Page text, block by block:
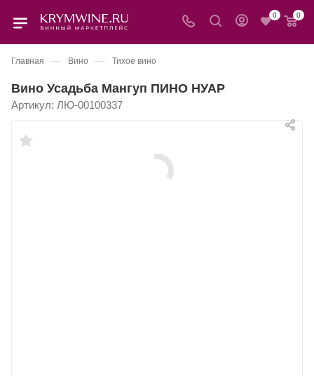
0 0
Главная — Вино — Тихое вино
Вино Усадьба Мангуп ПИНО НУАР
Артикул: ЛЮ-00100337